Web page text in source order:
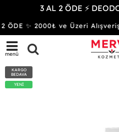
3 AL 2 ÖDE ⚡
✨ 2000₺ ve Üzeri
menü
KARGO
BEDAVA
YENİ